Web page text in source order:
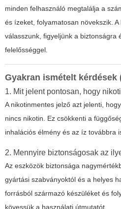
minden felhasználó megtalálja a
és ízeket, folyamatosan növekszik.
válasszunk, figyeljünk a biztonságra
felelősséggel.
Gyakran ismételt kérdések
1. Mit jelent pontosan, hogy
A nikotinmentes jelző azt jelenti,
nincs nikotin. Ez csökkenti a
inhalációs élmény és az íz továbbra
2. Mennyire biztonságosak az
Az eszközök biztonsága
gyártási szabványoktól és a helyes
forrásból származó készüléket és
kövessük a használati útmutatót.